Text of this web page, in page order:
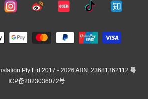
InstagramWeibo Xiaohongshu
Douyin Zhihu
付
款
Pty Ltd 2017 - 2026 ABN: 23681362112 粤
ICP备2023036072号